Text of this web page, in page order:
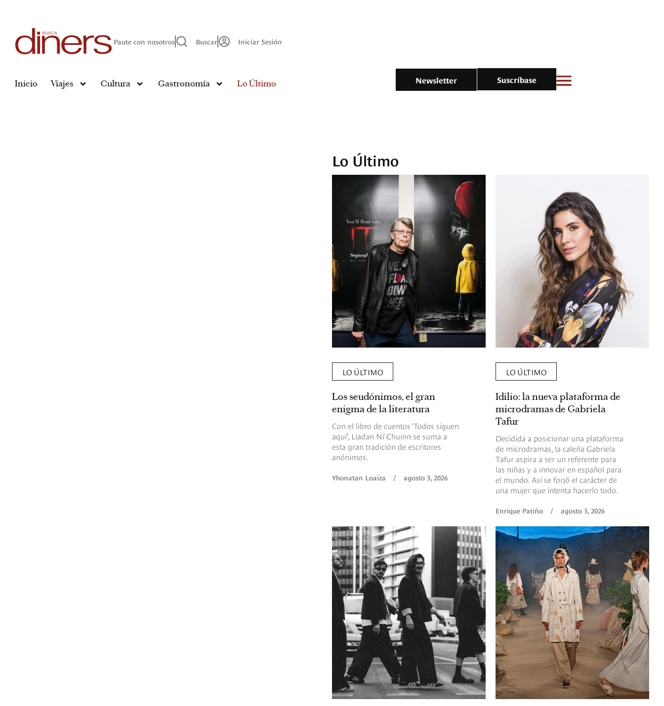
Paute con nosotros Buscar Iniciar Sesión
Inicio Viajes Cultura Gastronomía Lo Último Newsletter Suscríbase
Lo Último
LO ÚLTIMO
Los seudónimos, el gran
enigma de la literatura
Con el libro de cuentos ‘Todos siguen
aquí’, Liadan Ní Chuinn se suma a
esta gran tradición de escritores
anónimos.
Yhonatan Loaiza / agosto 3, 2026
LO ÚLTIMO
Idilio: la nueva plataforma de
microdramas de Gabriela
Tafur
Decidida a posicionar una plataforma
de microdramas, la caleña Gabriela
Tafur aspira a ser un referente para
las niñas y a innovar en español para
el mundo. Así se forjó el carácter de
una mujer que intenta hacerlo todo.
Enrique Patiño / agosto 3, 2026